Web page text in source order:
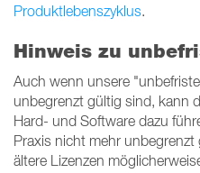
Produktlebenszyklus.
Hinweis zu
Auch wenn unsere
unbegrenzt gültig sind, kann
Hard- und Software dazu
Praxis nicht mehr
ältere Lizenzen